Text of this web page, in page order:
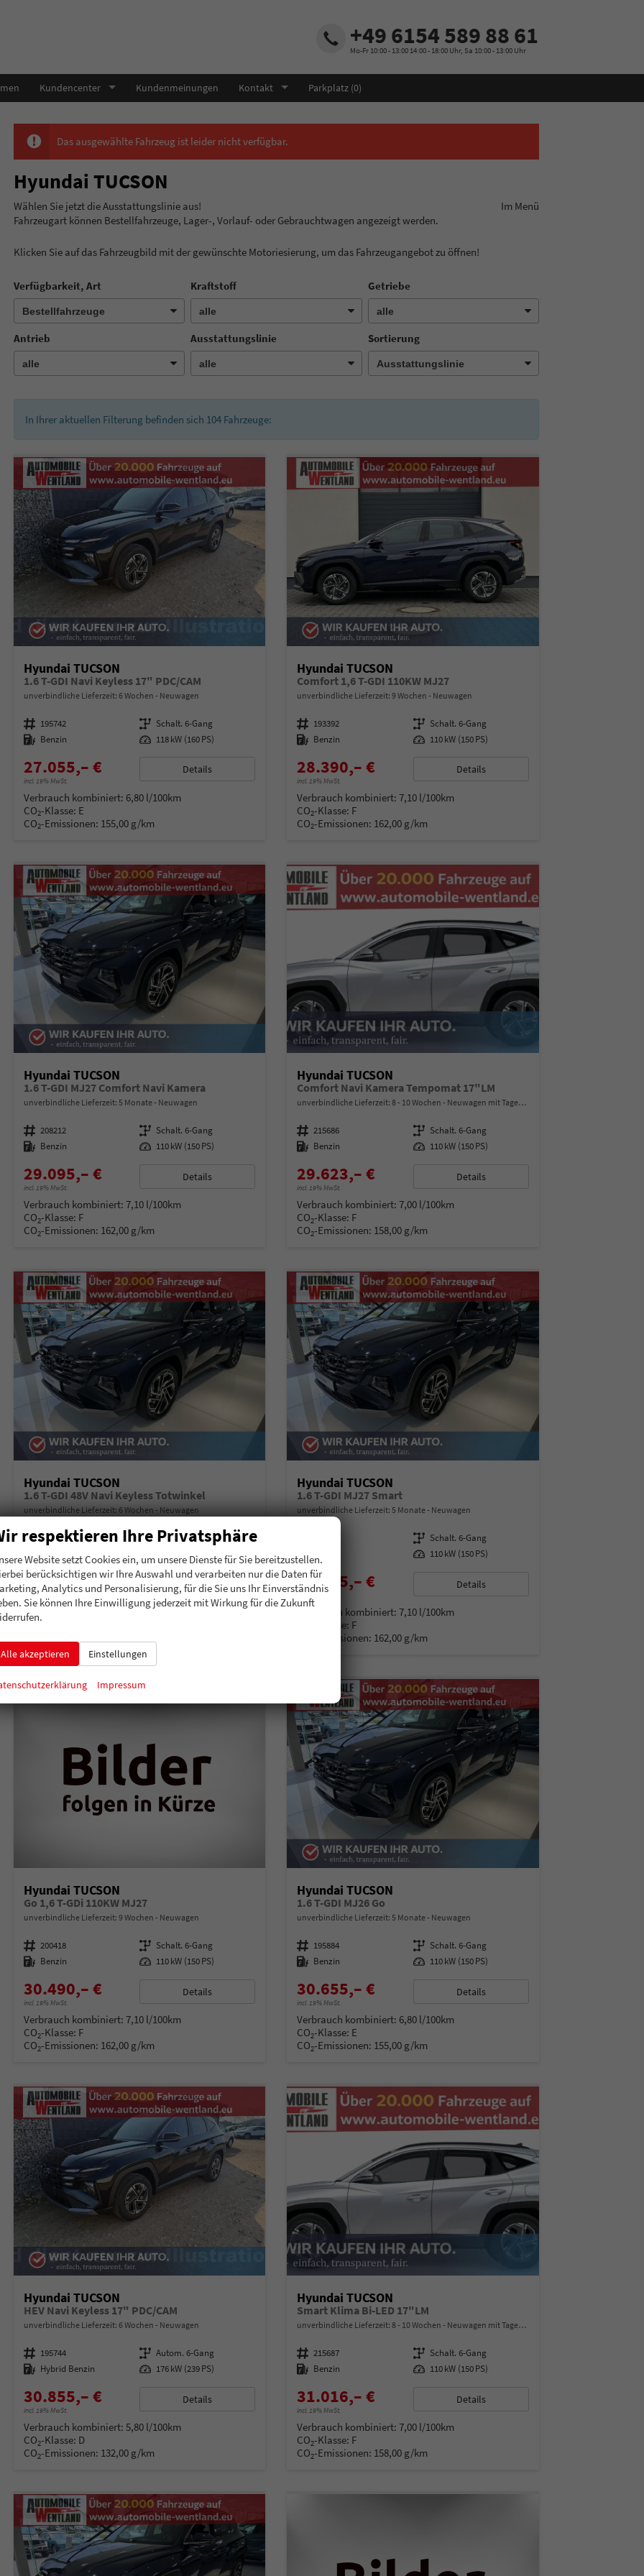
+49 6154 589 88 61
Mo-Fr 10:00 - 13:00 14:00 - 18:00 Uhr, Sa 10:00 - 13:00 Uhr
Kundencenter Kundenmeinungen Kontakt Parkplatz (0)
Das ausgewählte Fahrzeug ist leider nicht verfügbar.
Hyundai TUCSON
Wählen Sie jetzt die Ausstattungslinie aus! Im Menü
Fahrzeugart können Bestellfahrzeuge, Lager-, Vorlauf- oder Gebrauchtwagen angezeigt werden.
Klicken Sie auf das Fahrzeugbild mit der gewünschte Motoriesierung, um das Fahrzeugangebot zu öffnen!
Verfügbarkeit, Art Kraftstoff Getriebe
Antrieb Ausstattungslinie Sortierung
In Ihrer aktuellen Filterung befinden sich 104Fahrzeuge:
Hyundai TUCSON
1.6 T-GDI Navi Keyless 17" PDC/CAM
unverbindliche Lieferzeit: 6 Wochen Neuwagen
Fahrzeugnummer 195742 Getriebe Schalt. 6-Gang
Kraftstoff Benzin Leistung 118 kW (160 PS)
27.055,– €
incl. 19% MwSt.
Details
Verbrauch kombiniert: 6,80 l/100km
CO2-Klasse: E
CO2-Emissionen: 155,00 g/km
Hyundai TUCSON
Comfort 1,6 T-GDI 110KW MJ27
unverbindliche Lieferzeit:9 Wochen Neuwagen
Fahrzeugnummer 193392 Getriebe Schalt. 6-Gang
Kraftstoff Benzin Leistung 110 kW (150 PS)
28.390,– €
incl. 19% MwSt.
Details
Verbrauch kombiniert:7,10 l/100km
CO2-Klasse: F
CO2-Emissionen: 162,00 g/km
Hyundai TUCSON
1.6 T-GDI MJ27 Comfort Navi Kamera
unverbindliche Lieferzeit: 5 Monate Neuwagen
Fahrzeugnummer 208212 Getriebe Schalt. 6-Gang
Kraftstoff Benzin Leistung 110 kW (150 PS)
29.095,– €
incl. 19% MwSt.
Details
Verbrauch kombiniert: 7,10 l/100km
CO2-Klasse: F
CO2-Emissionen: 162,00 g/km
Hyundai TUCSON
Comfort Navi Kamera Tempomat 17"LM
unverbindliche Lieferzeit: 8 - 10 Wochen Neuwagen mit Tageszulassung
Fahrzeugnummer 215686 Getriebe Schalt. 6-Gang
Kraftstoff Benzin Leistung 110 kW (150 PS)
29.623,– €
incl. 19% MwSt.
Details
Verbrauch kombiniert:7,00 l/100km
CO2-Klasse: F
CO2-Emissionen: 158,00 g/km
Hyundai TUCSON
1.6 T-GDI 48V Navi Keyless Totwinkel
unverbindliche Lieferzeit: 6 Wochen Neuwagen
Fahrzeugnummer 207657 Getriebe Schalt. 6-Gang
Kraftstoff Benzin 118 kW (160 PS)
30.105,– €
incl. 19% MwSt.
Details
Verbrauch kombiniert:
6,30 l/100km
CO -Klasse:
2
Hyundai TUCSON
1.6 T-GDI MJ27 Smart
unverbindliche Lieferzeit:5 Monate Neuwagen
Getriebe Schalt. 6-Gang
Kraftstoff
Leistung 110 kW (150 PS)
30.485,– € Details
Verbrauch kombiniert:7,10 l/100km
-Klasse: F
-Emissionen: 162,00 g/km
Hyundai TUCSON
Go 1,6 T-GDi 110KW MJ27
unverbindliche Lieferzeit: 9 Wochen Neuwagen
Fahrzeugnummer 200418 Getriebe Schalt. 6-Gang
Kraftstoff Benzin Leistung 110 kW (150 PS)
30.490,– €
incl. 19% MwSt.
Details
Verbrauch kombiniert: 7,10 l/100km
CO2-Klasse: F
CO2-Emissionen: 162,00 g/km
Hyundai TUCSON
1.6 T-GDI MJ26 Go
unverbindliche Lieferzeit:5 Monate Neuwagen
Fahrzeugnummer 195884 Getriebe Schalt. 6-Gang
Kraftstoff Benzin Leistung 110 kW (150 PS)
30.655,– €
incl. 19% MwSt.
Details
Verbrauch kombiniert: 6,80 l/100km
CO2-Klasse: E
CO2-Emissionen: 155,00 g/km
Hyundai TUCSON
HEV Navi Keyless 17" PDC/CAM
unverbindliche Lieferzeit: 6 Wochen Neuwagen
Fahrzeugnummer 195744 Getriebe Autom. 6-Gang
Kraftstoff Hybrid Benzin Leistung 176 kW (239 PS)
30.855,– €
incl. 19% MwSt.
Details
Verbrauch kombiniert: 5,80 l/100km
CO2-Klasse: D
CO2-Emissionen: 132,00 g/km
Hyundai TUCSON
Smart Klima Bi-LED 17"LM
unverbindliche Lieferzeit: 8 - 10 Wochen Neuwagen mit Tageszulassung
Fahrzeugnummer 215687 Getriebe Schalt. 6-Gang
Kraftstoff Benzin Leistung 110 kW (150 PS)
31.016,– €
incl. 19% MwSt.
Details
Verbrauch kombiniert:7,00 l/100km
CO2-Klasse: F
CO2-Emissionen: 158,00 g/km
respektieren Ihre Privatsphäre
Website setzt Cookies ein, um unsere Dienste für Sie bereitzustellen.
berücksichtigen wir Ihre Auswahl und verarbeiten nur die Daten für
Analytics und Personalisierung, für die Sie uns Ihr Einverständnis
Sie können Ihre Einwilligung jederzeit mit Wirkung für die Zukunft
Alle akzeptieren Einstellungen
Impressum